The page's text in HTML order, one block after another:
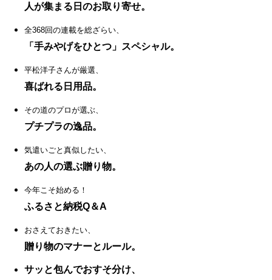
人が集まる日のお取り寄せ。
全368回の連載を総ざらい、
「手みやげをひとつ」スペシャル。
平松洋子さんが厳選、
喜ばれる日用品。
その道のプロが選ぶ、
プチプラの逸品。
気遣いごと真似したい、
あの人の選ぶ贈り物。
今年こそ始める！
ふるさと納税Q＆A
おさえておきたい、
贈り物のマナーとルール。
サッと包んでおすそ分け、